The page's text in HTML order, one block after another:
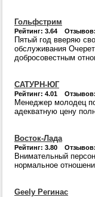
Гольфстрим
Рейтинг: 3.64
Пятый год вверяю
обслуживания
добросовестным
САТУРН-ЮГ
Рейтинг: 4.01
Менеджер молодец
адекватную цену
Восток-Лада
Рейтинг: 3.80
Внимательный
нормальное
Geely Регинас